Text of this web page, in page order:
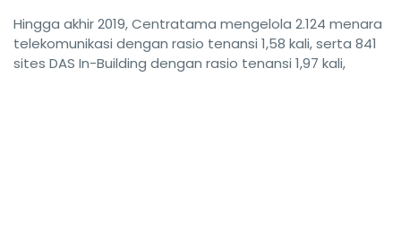
Hingga akhir 2019, Centratama mengelola 2.124 menara
telekomunikasi dengan rasio tenansi 1,58 kali, serta 841
sites DAS In-Building dengan rasio tenansi 1,97 kali,